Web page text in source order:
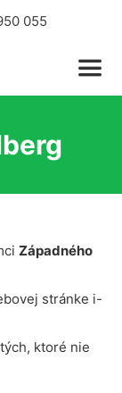
055
Západného
stránke i-
ktoré nie